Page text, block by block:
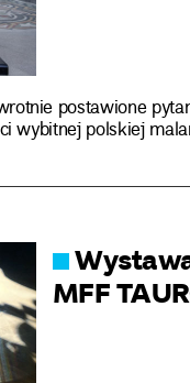
postawione
wybitnej polskiej
MFF